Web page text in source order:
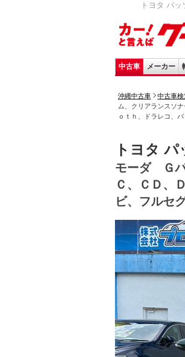
トヨタ パ
中古車 メーカー
沖縄中古車 中古車
ム、クリアランスソ
ｏｔｈ、ドラレコ、
トヨタ パ
モーダ Ｇパ
Ｃ、ＣＤ、
ビ、フルセ